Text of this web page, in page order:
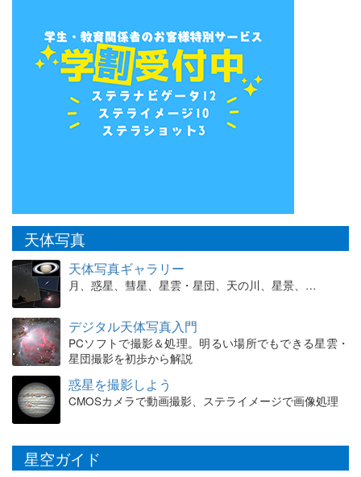
天体写真
天体写真ギャラリー
月、惑星、彗星、星雲・星団、天の川、星景、…
デジタル天体写真入門
PCソフトで撮影＆処理。明るい場所でもできる星雲・
星団撮影を初歩から解説
惑星を撮影しよう
CMOSカメラで動画撮影、ステライメージで画像処理
星空ガイド